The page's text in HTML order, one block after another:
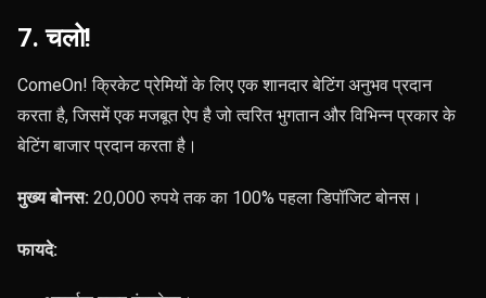
7. चलो!
ComeOn! क्रिकेट प्रेमियों के लिए एक शानदार बेटिंग अनुभव प्रदान
करता है, जिसमें एक मजबूत ऐप है जो त्वरित भुगतान और विभिन्न प्रकार के
बेटिंग बाजार प्रदान करता है।
मुख्य बोनस: 20,000 रुपये तक का 100% पहला डिपॉजिट बोनस।
फायदे: